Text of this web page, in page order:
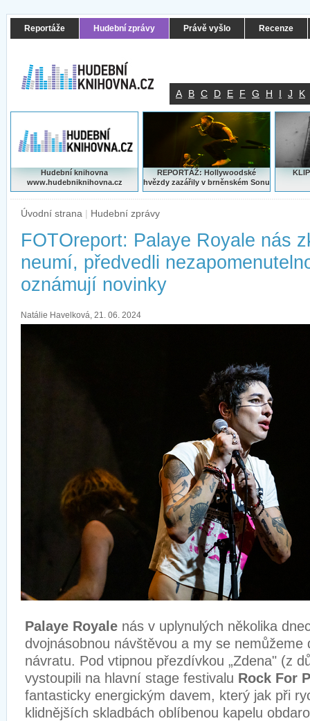
Reportáže Hudební zprávy Právě vyšlo Recenze
A B C D E F G H I J K
Hudební knihovna
www.hudebniknihovna.cz
REPORTÁŽ: Hollywoodské
hvězdy zazářily v brněnském Sonu
Úvodní strana | Hudební zprávy
FOTOreport: Palaye Royale nás
neumí, předvedli
oznámují novinky
Natálie Havelková, 21. 06. 2024
Palaye Royale nás v uplynulých několika
dvojnásobnou návštěvou a my se nemůžeme
návratu. Pod vtipnou přezdívkou „Zdena" (z
vystoupili na hlavní stage festivalu Rock For
fantasticky energickým davem, který jak při
klidnějších skladbách oblíbenou kapelu